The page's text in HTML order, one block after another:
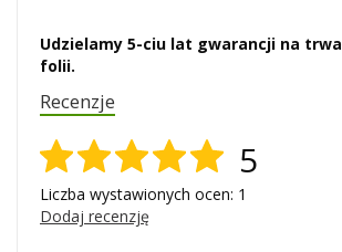
Udzielamy 5-ciu lat gwarancji na
folii.
Recenzje
5
Liczba wystawionych ocen: 1
Dodaj recenzję